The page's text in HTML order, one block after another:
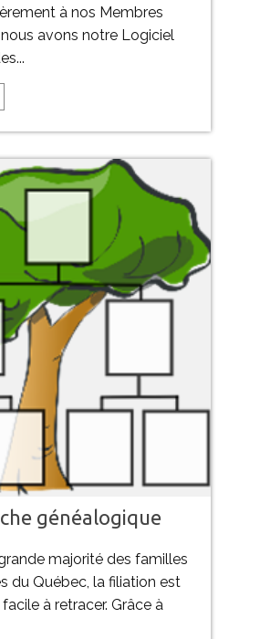
à nos Membres
avons notre Logiciel
généalogique
majorité des familles
du Québec, la filiation est
à retracer. Grâce à